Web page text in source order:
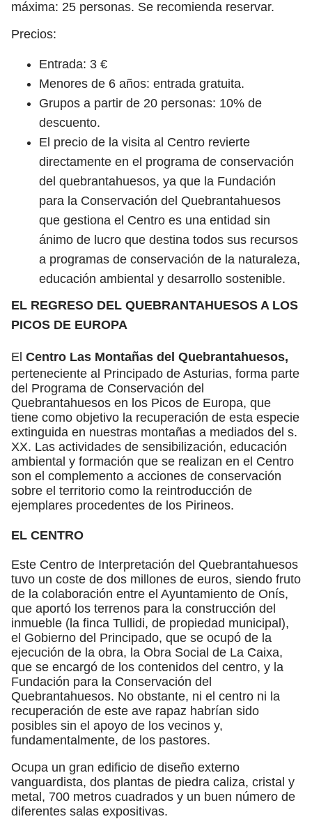
máxima: 25 personas. Se recomienda reservar.
Precios:
Entrada: 3 €
Menores de 6 años: entrada gratuita.
Grupos a partir de 20 personas: 10% de
descuento.
El precio de la visita al Centro revierte
directamente en el programa de conservación
del quebrantahuesos, ya que la Fundación
para la Conservación del Quebrantahuesos
que gestiona el Centro es una entidad sin
ánimo de lucro que destina todos sus recursos
a programas de conservación de la naturaleza,
educación ambiental y desarrollo sostenible.
EL REGRESO DEL QUEBRANTAHUESOS A LOS
PICOS DE EUROPA
El Centro Las Montañas del Quebrantahuesos,
perteneciente al Principado de Asturias, forma parte
del Programa de Conservación del
Quebrantahuesos en los Picos de Europa, que
tiene como objetivo la recuperación de esta especie
extinguida en nuestras montañas a mediados del s.
XX. Las actividades de sensibilización, educación
ambiental y formación que se realizan en el Centro
son el complemento a acciones de conservación
sobre el territorio como la reintroducción de
ejemplares procedentes de los Pirineos.
EL CENTRO
Este Centro de Interpretación del Quebrantahuesos
tuvo un coste de dos millones de euros, siendo fruto
de la colaboración entre el Ayuntamiento de Onís,
que aportó los terrenos para la construcción del
inmueble (la finca Tullidi, de propiedad municipal),
el Gobierno del Principado, que se ocupó de la
ejecución de la obra, la Obra Social de La Caixa,
que se encargó de los contenidos del centro, y la
Fundación para la Conservación del
Quebrantahuesos. No obstante, ni el centro ni la
recuperación de este ave rapaz habrían sido
posibles sin el apoyo de los vecinos y,
fundamentalmente, de los pastores.
Ocupa un gran edificio de diseño externo
vanguardista, dos plantas de piedra caliza, cristal y
metal, 700 metros cuadrados y un buen número de
diferentes salas expositivas.